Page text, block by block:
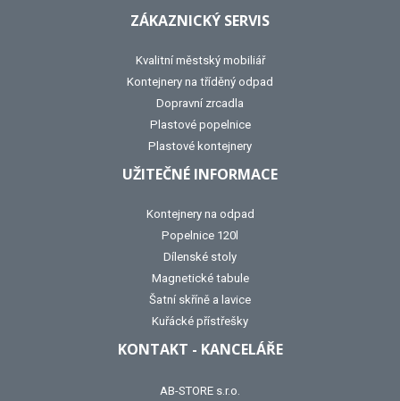
ZÁKAZNICKÝ SERVIS
Kvalitní městský mobiliář
Kontejnery na tříděný odpad
Dopravní zrcadla
Plastové popelnice
Plastové kontejnery
UŽITEČNÉ INFORMACE
Kontejnery na odpad
Popelnice 120l
Dílenské stoly
Magnetické tabule
Šatní skříně a lavice
Kuřácké přístřešky
KONTAKT - KANCELÁŘE
AB-STORE s.r.o.